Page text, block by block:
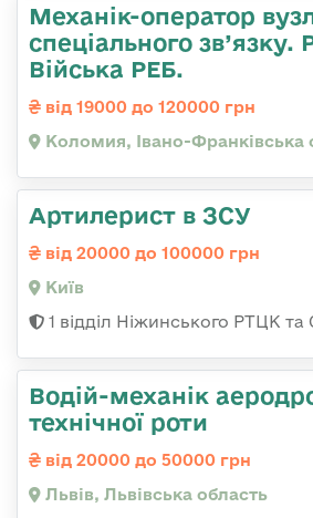
Механік-оператор
спеціального зв’язку.
Війська РЕБ.
від 19000 до 120000 грн
Коломия, Івано-Франківська
Артилерист в ЗСУ
від 20000 до 100000 грн
Київ
1 відділ Ніжинського РТЦК та
Водій-механік
технічної роти
від 20000 до 50000 грн
Львів, Львівська область